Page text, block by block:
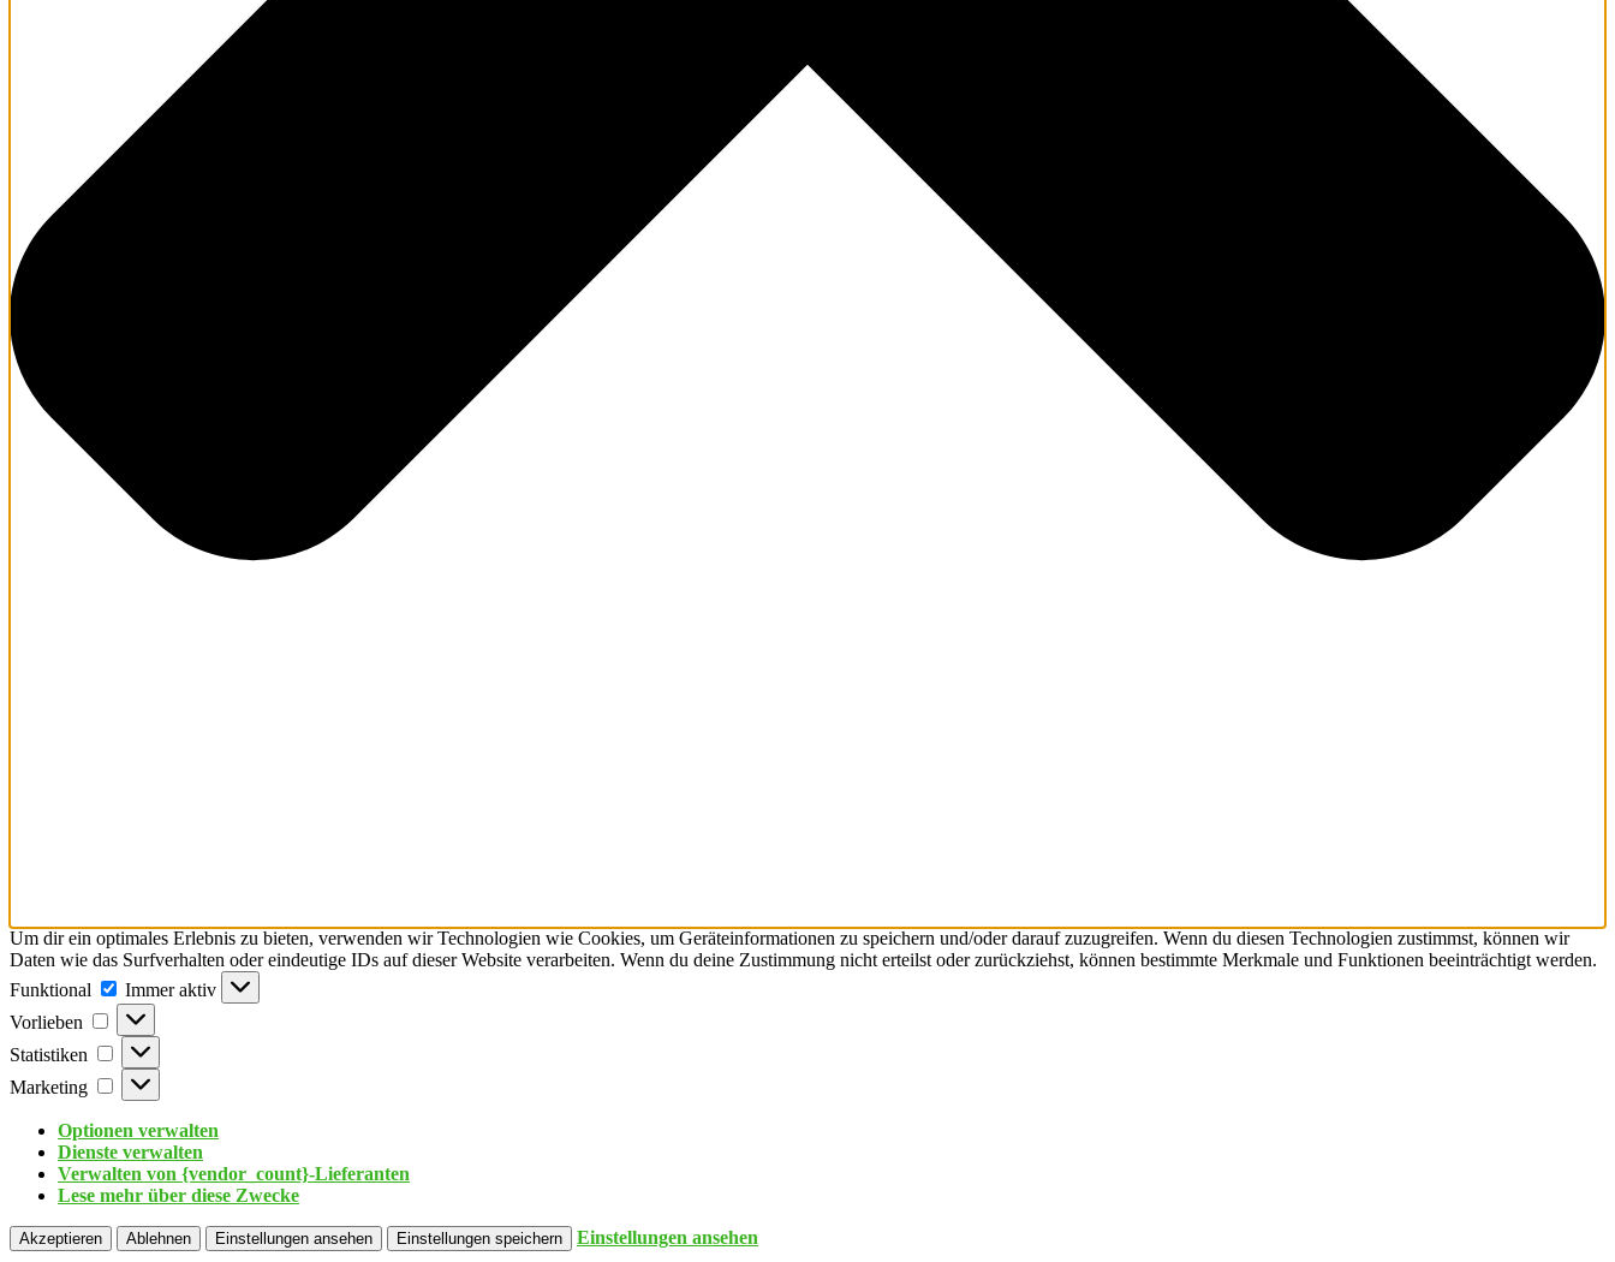
Um dir ein optimales Erlebnis zu bieten, verwenden wir Technologien wie Cookies, um Geräteinformationen zu speichern und/oder darauf zuzugreifen. Wenn du diesen Technologien zustimmst, können wir
Daten wie das Surfverhalten oder eindeutige IDs auf dieser Website verarbeiten. Wenn du deine Zustimmung nicht erteilst oder zurückziehst, können bestimmte Merkmale und Funktionen beeinträchtigt werden.
Funktional
Immer aktiv
Vorlieben
Statistiken
Marketing
Optionen verwalten
Dienste verwalten
Verwalten von {vendor_count}-Lieferanten
Lese mehr über diese Zwecke
Akzeptieren Ablehnen Einstellungen ansehen Einstellungen speichern Einstellungen ansehen